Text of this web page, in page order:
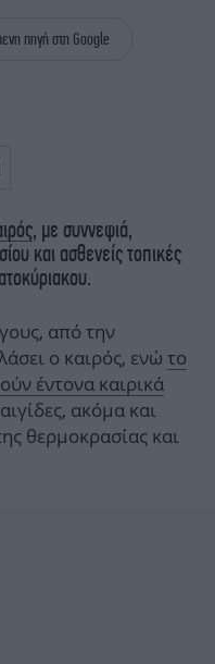
THE OCEAN
πηγή στη Google
, με συννεφιά,
και ασθενείς τοπικές
από την
ο καιρός, ενώ το
έντονα καιρικά
ακόμα και
θερμοκρασίας και